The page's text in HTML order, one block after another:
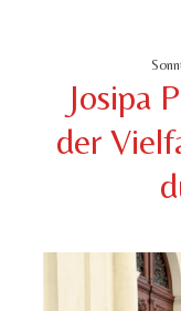
Josipa
der